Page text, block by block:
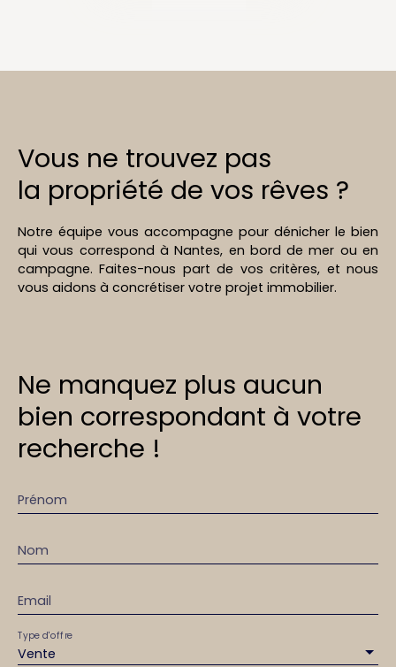
Vous ne trouvez pas
la propriété de vos rêves ?
Notre équipe vous accompagne pour dénicher le bien
qui vous correspond à Nantes, en bord de mer ou en
campagne. Faites-nous part de vos critères, et nous
vous aidons à concrétiser votre projet immobilier.
Ne manquez plus aucun
bien correspondant à votre
recherche !
Prénom
Nom
Email
Vente
Type d'offre